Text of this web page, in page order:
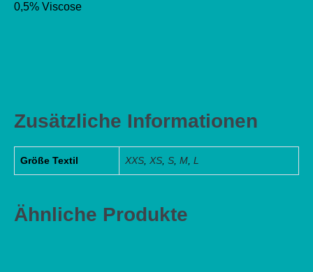
0,5% Viscose
Zusätzliche Informationen
Größe Textil XXS XS S M L
Ähnliche Produkte